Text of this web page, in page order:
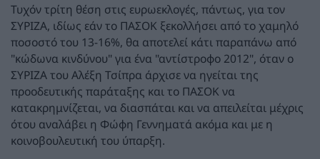
Τυχόν τρίτη θέση στις ευρωεκλογές, πάντως, για τον
ΣΥΡΙΖΑ, ιδίως εάν το ΠΑΣΟΚ ξεκολλήσει από το χαμηλό
ποσοστό του 13-16%, θα αποτελεί κάτι παραπάνω από
"κώδωνα κινδύνου" για ένα "αντίστροφο 2012", όταν ο
ΣΥΡΙΖΑ του Αλέξη Τσίπρα άρχισε να ηγείται της
προοδευτικής παράταξης και το ΠΑΣΟΚ να
κατακρημνίζεται, να διασπάται και να απειλείται μέχρις
ότου αναλάβει η Φώφη Γεννηματά ακόμα και με η
κοινοβουλευτική του ύπαρξη.